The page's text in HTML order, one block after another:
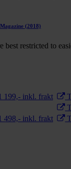
(2018)
best restricted to
199,- inkl. frakt
498,- inkl. frakt